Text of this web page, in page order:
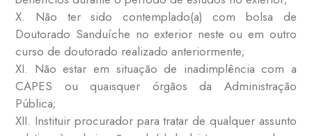
X. Não ter sido contemplado(a) com bolsa de
Doutorado Sanduíche no exterior neste ou em outro
curso de doutorado realizado anteriormente;
XI. Não estar em situação de inadimplência com a
CAPES ou quaisquer órgãos da Administração
Pública;
XII. Instituir procurador para tratar de qualquer assunto